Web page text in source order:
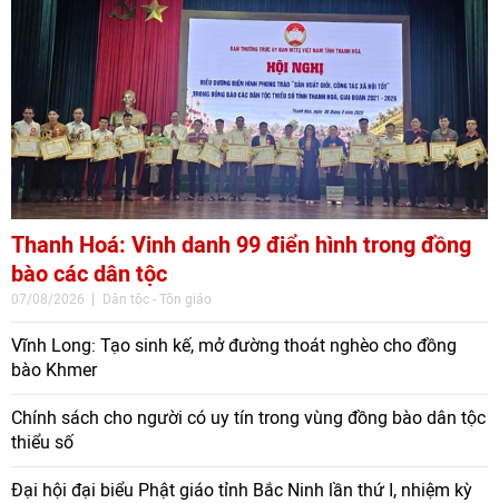
Thanh Hoá: Vinh danh 99 điển hình trong đồng
bào các dân tộc
07/08/2026 Dân tộc - Tôn giáo
Vĩnh Long: Tạo sinh kế, mở đường thoát nghèo cho đồng
bào Khmer
Chính sách cho người có uy tín trong vùng đồng bào dân tộc
thiểu số
Đại hội đại biểu Phật giáo tỉnh Bắc Ninh lần thứ I, nhiệm kỳ